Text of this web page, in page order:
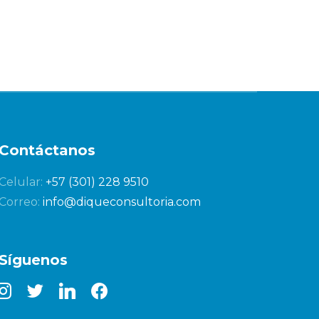
+57 (301) 228 9510
info@diqueconsultoria.com
twitterlinkedinfacebook